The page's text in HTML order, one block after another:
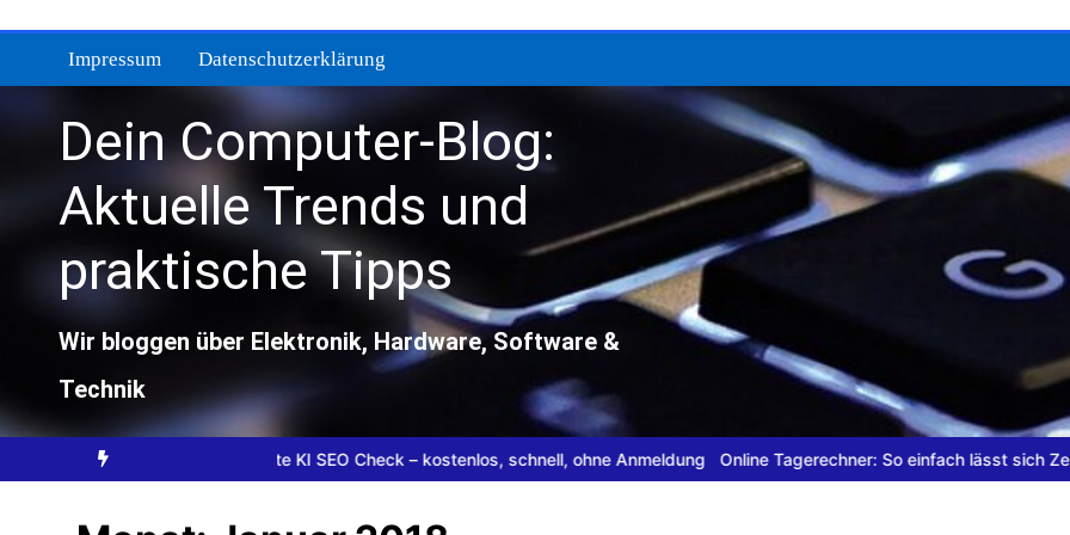
springenImpressum Datenschutzerklärung
Dein Computer-Blog:
Aktuelle Trends und
praktische Tipps
Wir bloggen über Elektronik, Hardware, Software &
Technik
sind Website KI SEO Check – kostenlos, schnell, ohne Anmeldung Online Tagerechner: So einfach lässt sich Zeit planen